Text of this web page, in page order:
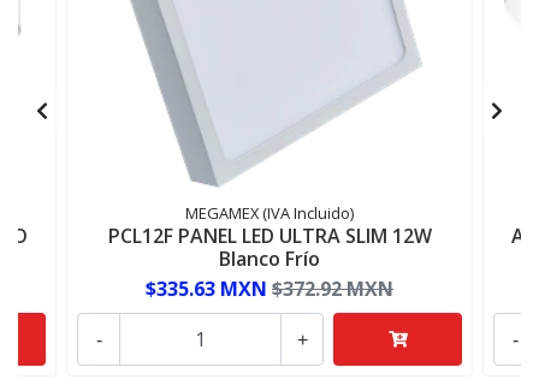
MEGAMEX (IVA Incluido)
PCL12F PANEL LED ULTRA SLIM 12W
Blanco Frío
$335.63 MXN $372.92 MXN
+
- -